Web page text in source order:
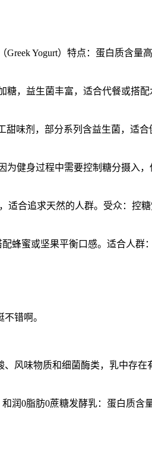
Yogurt）特点：蛋白质含量
，益生菌丰富，适合代餐或搭配
味剂，部分系列含益生菌，适合
健身过程中需要控制糖分摄入
适合追求天然的人群。受众：控
蜂蜜或坚果平衡口感。适合人群
错啊。
风味物质和细菌酶类，乳中存在
润0脂肪0蔗糖发酵乳：蛋白质含